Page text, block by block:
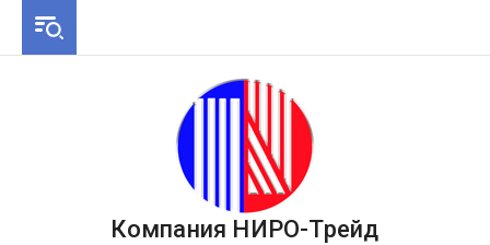
Компания НИРО-Трейд